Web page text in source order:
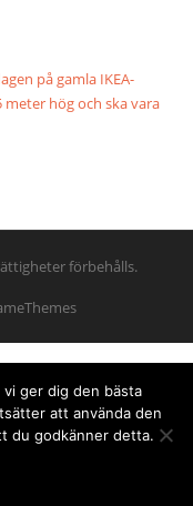
på gamla IKEA-
meter hög och ska vara
förbehålls.
ger dig den bästa
att använda den
du godkänner detta.